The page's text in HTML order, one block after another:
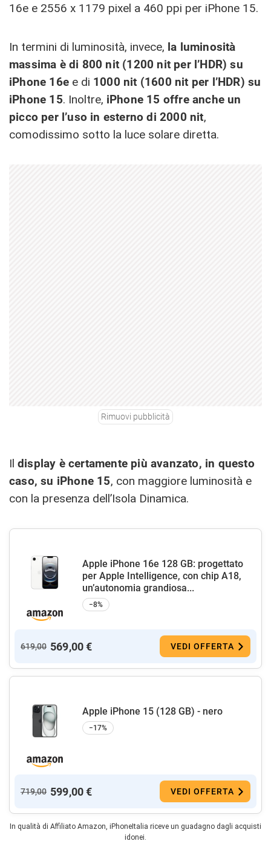
16e e 2556 x 1179 pixel a 460 ppi per iPhone 15.
In termini di luminosità, invece, la luminosità
massima è di 800 nit (1200 nit per l’HDR) su
iPhone 16e e di 1000 nit (1600 nit per l’HDR) su
iPhone 15. Inoltre, iPhone 15 offre anche un
picco per l’uso in esterno di 2000 nit,
comodissimo sotto la luce solare diretta.
Rimuovi pubblicità
Il display è certamente più avanzato, in questo
caso, su iPhone 15, con maggiore luminosità e
con la presenza dell’Isola Dinamica.
Apple iPhone 16e 128 GB: progettato
per Apple Intelligence, con chip A18,
un’autonomia grandiosa...
−8%
619,00 569,00 € VEDI OFFERTA
Apple iPhone 15 (128 GB) - nero
−17%
719,00 599,00 € VEDI OFFERTA
In qualità di Affiliato Amazon, iPhoneItalia riceve un guadagno dagli acquisti
idonei.